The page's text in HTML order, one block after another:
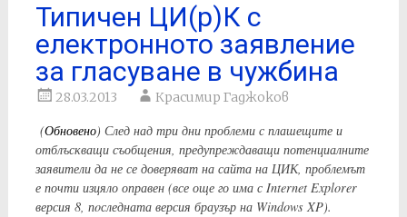
Типичен ЦИ(р)К с
електронното заявление
за гласуване в чужбина
28.03.2013 Красимир Гаджоков
(Обновено) След над три дни проблеми с плашещите и
отблъскващи съобщения, предупреждаващи потенциалните
заявители да не се доверяват на сайта на ЦИК, проблемът
е почти изцяло оправен (все още го има с Internet Explorer
версия 8, пoследната версия браузър на Windows XP).